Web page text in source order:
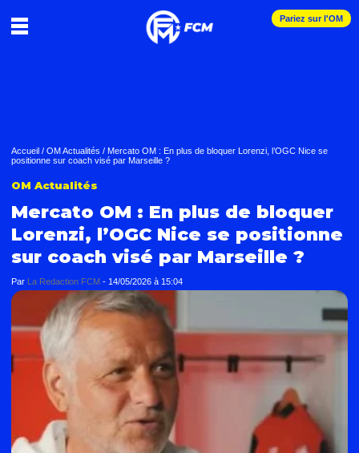
Pariez sur l'OM
Accueil / OM Actualités / Mercato OM : En plus de bloquer Lorenzi, l’OGC Nice se
positionne sur coach visé par Marseille ?
OM Actualités
Mercato OM : En plus de bloquer
Lorenzi, l’OGC Nice se positionne
sur coach visé par Marseille ?
Par La Redaction FCM - 14/05/2026 à 15:04